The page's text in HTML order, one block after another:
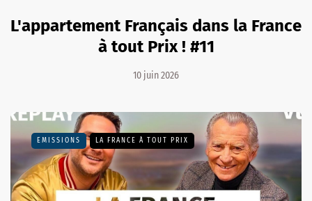
L'appartement Français dans la France
à tout Prix ! #11
10 juin 2026
EMISSIONS LA FRANCE À TOUT PRIX